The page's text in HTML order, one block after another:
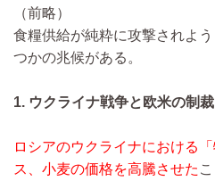
（前略）
食糧供給が純粋に攻撃されよ
つかの兆候がある。
1. ウクライナ戦争と欧米の制裁
ロシアのウクライナにおける
ス、小麦の価格を高騰させた